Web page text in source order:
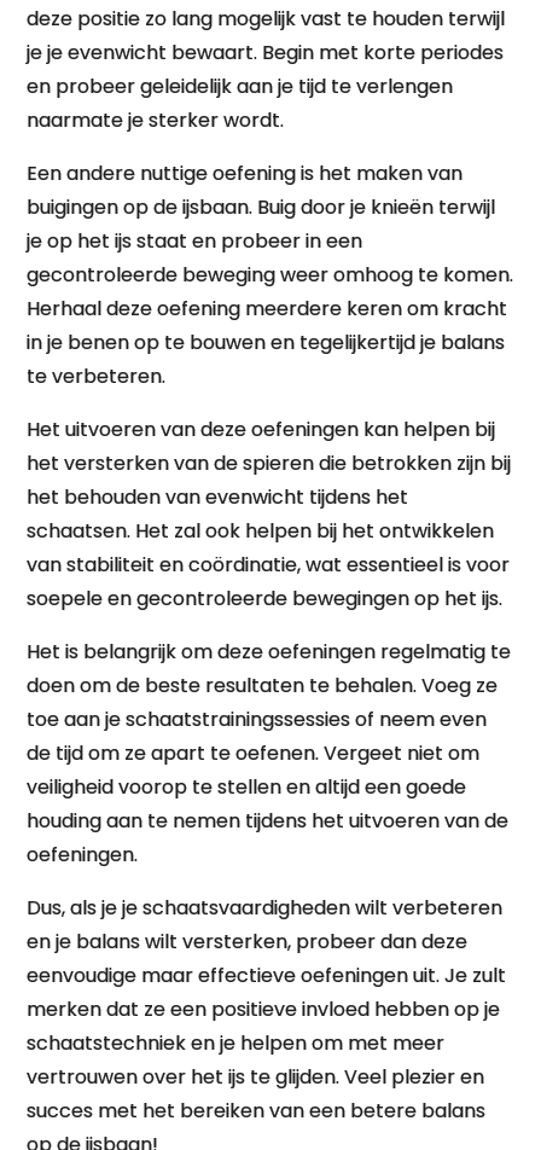
deze positie zo lang mogelijk vast te houden terwijl
je je evenwicht bewaart. Begin met korte periodes
en probeer geleidelijk aan je tijd te verlengen
naarmate je sterker wordt.
Een andere nuttige oefening is het maken van
buigingen op de ijsbaan. Buig door je knieën terwijl
je op het ijs staat en probeer in een
gecontroleerde beweging weer omhoog te komen.
Herhaal deze oefening meerdere keren om kracht
in je benen op te bouwen en tegelijkertijd je balans
te verbeteren.
Het uitvoeren van deze oefeningen kan helpen bij
het versterken van de spieren die betrokken zijn bij
het behouden van evenwicht tijdens het
schaatsen. Het zal ook helpen bij het ontwikkelen
van stabiliteit en coördinatie, wat essentieel is voor
soepele en gecontroleerde bewegingen op het ijs.
Het is belangrijk om deze oefeningen regelmatig te
doen om de beste resultaten te behalen. Voeg ze
toe aan je schaatstrainingssessies of neem even
de tijd om ze apart te oefenen. Vergeet niet om
veiligheid voorop te stellen en altijd een goede
houding aan te nemen tijdens het uitvoeren van de
oefeningen.
Dus, als je je schaatsvaardigheden wilt verbeteren
en je balans wilt versterken, probeer dan deze
eenvoudige maar effectieve oefeningen uit. Je zult
merken dat ze een positieve invloed hebben op je
schaatstechniek en je helpen om met meer
vertrouwen over het ijs te glijden. Veel plezier en
succes met het bereiken van een betere balans